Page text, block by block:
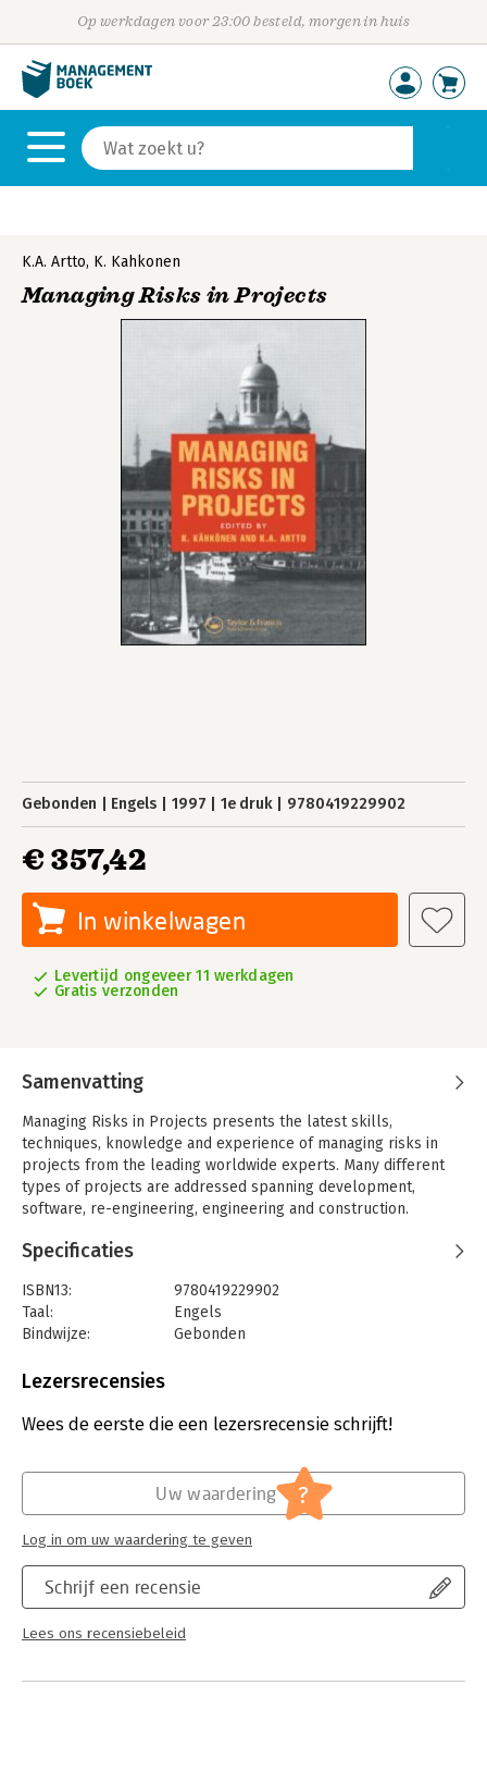
Op werkdagen voor 23:00 besteld, morgen in huis
K.A. Artto, K. Kahkonen
Managing Risks in Projects
Gebonden Engels 1997 1e druk 9780419229902
€ 357,42
In winkelwagen
Levertijd ongeveer 11 werkdagen
Gratis verzonden
Samenvatting
Managing Risks in Projects presents the latest skills,
techniques, knowledge and experience of managing risks in
projects from the leading worldwide experts. Many different
types of projects are addressed spanning development,
software, re-engineering, engineering and construction.
Specificaties
ISBN13:
9780419229902
Taal:
Engels
Bindwijze:
Gebonden
Uitgever:
Lezersrecensies
Wees de eerste die een lezersrecensie schrijft!
Schrijf een recensie
Lees ons recensiebeleid
Uw waardering ?
Log in om uw waardering te geven